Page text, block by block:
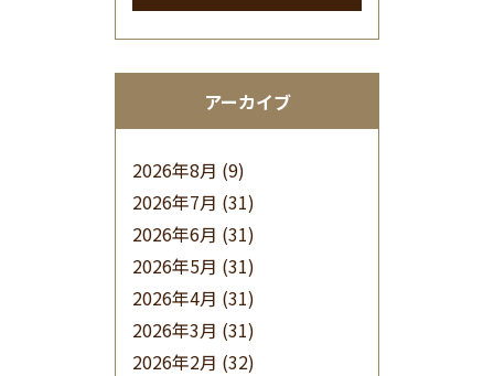
アーカイブ
2026年8月 (9)
2026年7月 (31)
2026年6月 (31)
2026年5月 (31)
2026年4月 (31)
2026年3月 (31)
2026年2月 (32)